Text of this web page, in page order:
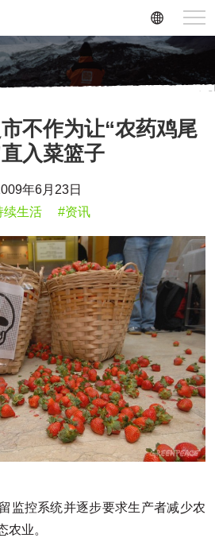
不作为让“农药鸡尾
入菜篮子
年6月23日
续生活
#资讯
监控系统并逐步要求生产者减少农
农业。